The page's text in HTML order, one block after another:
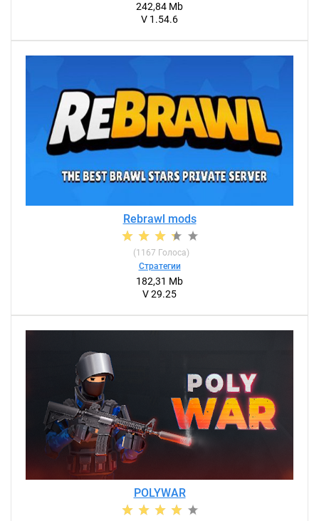
242,84 Mb
V 1.54.6
Rebrawl mods
(1167 Голоса)
Стратегии
182,31 Mb
V 29.25
POLYWAR